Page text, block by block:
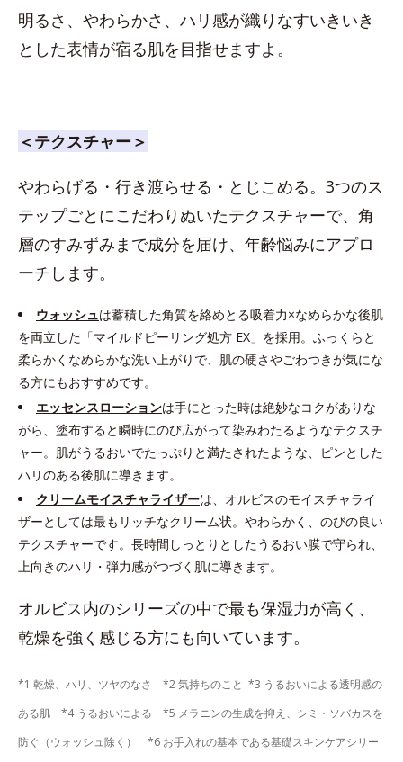
明るさ、やわらかさ、ハリ感が織りなすいきいき
とした表情が宿る肌を目指せますよ。
＜テクスチャー＞
やわらげる・行き渡らせる・とじこめる。3つのス
テップごとにこだわりぬいたテクスチャーで、角
層のすみずみまで成分を届け、年齢悩みにアプロ
ーチします。
ウォッシュは蓄積した角質を絡めとる吸着力×なめらかな後肌
を両立した「マイルドピーリング処方 EX」を採用。ふっくらと
柔らかくなめらかな洗い上がりで、肌の硬さやごわつきが気にな
る方にもおすすめです。
エッセンスローションは手にとった時は絶妙なコクがありな
がら、塗布すると瞬時にのび広がって染みわたるようなテクスチ
ャー。肌がうるおいでたっぷりと満たされたような、ピンとした
ハリのある後肌に導きます。
クリームモイスチャライザーは、オルビスのモイスチャライ
ザーとしては最もリッチなクリーム状。やわらかく、のびの良い
テクスチャーです。長時間しっとりとしたうるおい膜で守られ、
上向きのハリ・弾力感がつづく肌に導きます。
オルビス内のシリーズの中で最も保湿力が高く、
乾燥を強く感じる方にも向いています。
*1 乾燥、ハリ、ツヤのなさ *2 気持ちのこと *3 うるおいによる透明感の
ある肌 *4 うるおいによる *5 メラニンの生成を抑え、シミ・ソバカスを
防ぐ（ウォッシュ除く） *6 お手入れの基本である基礎スキンケアシリー